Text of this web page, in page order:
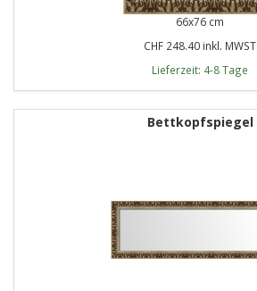
66x76 cm
CHF 248.40 inkl. MWST
Lieferzeit: 4-8 Tage
Bettkopfspiegel